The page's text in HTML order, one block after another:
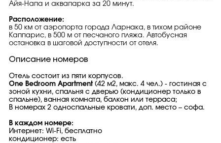
Айя-Напа и аквапарка за 20 минут.
Расположение:
в 50 км от аэропорта города Ларнака, в тихом районе
Каппарис, в 500 м от песчаного пляжа. Автобусная
остановка в шаговой доступности от отеля.
Описание номеров
Отель состоит из пяти корпусов.
One Bedroom Apartment (42 м2, макс. 4 чел.) - гостиная с
зоной кухни, спальня с дверью (кондиционер только в
спальне), ванная комната, балкон или терраса;
В номерах 2 односпальные кровати, доп. место – софа.
В каждом номере:
Интернет: Wi-Fi, бесплатно
кондиционер: есть